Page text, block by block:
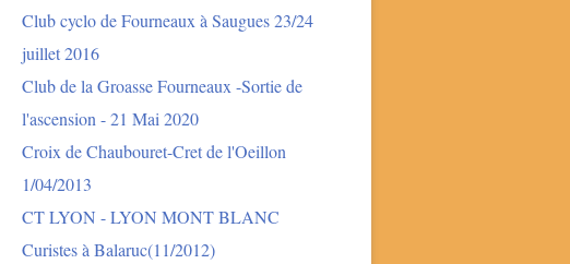
Club cyclo de Fourneaux à Saugues 23/24
juillet 2016
Club de la Groasse Fourneaux -Sortie de
l'ascension - 21 Mai 2020
Croix de Chaubouret-Cret de l'Oeillon
1/04/2013
CT LYON - LYON MONT BLANC
Curistes à Balaruc(11/2012)